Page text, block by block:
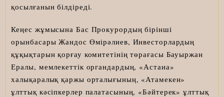
қосылғанын білдіреді.
Кеңес жұмысына Бас Прокурордың бірінші
орынбасары Жандос Өмірәлиев, Инвесторлардың
құқықтарын қорғау комитетінің төрағасы Бауыржан
Ералы, мемлекеттік органдардың, «Астана»
халықаралық қаржы орталығының, «Атамекен»
ұлттық кәсіпкерлер палатасының, «Бәйтерек» ұлттық